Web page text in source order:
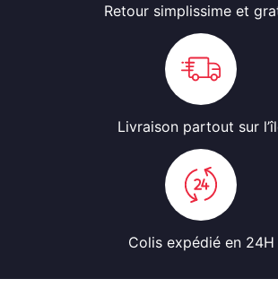
Retour simplissime et
Livraison partout sur
Colis expédié en 24H